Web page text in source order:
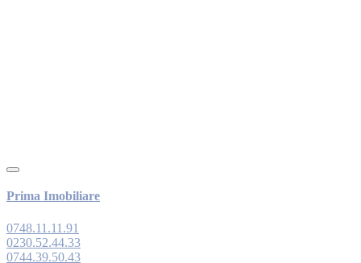
Prima Imobiliare
0748.11.11.91
0230.52.44.33
0744.39.50.43